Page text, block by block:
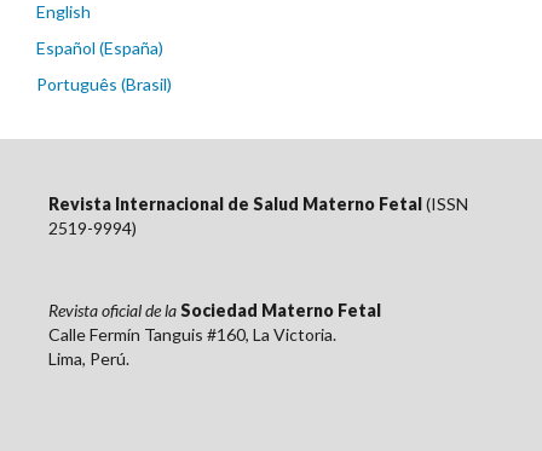
English
Español (España)
Português (Brasil)
Revista Internacional de Salud Materno Fetal(ISSN
2519-9994)
Revista oficial de laSociedad Materno Fetal
Calle Fermín Tanguis #160, La Victoria.
Lima, Perú.